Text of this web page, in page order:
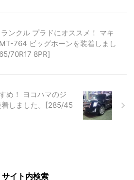
ランクル プラドにオススメ！ マキ
764 ビッグホーンを装着しまし
70R17 8PR]
め！ ヨコハマのジ
しました。[285/45
サイト内検索